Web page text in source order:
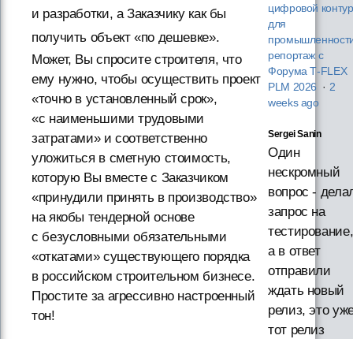
и разработки, а Заказчику как бы
получить объект «по дешевке».
Может, Вы спросите строителя, что
ему нужно, чтобы осуществить проект
«точно в установленный срок»,
«с наименьшими трудовыми
затратами» и соответственно
уложиться в сметную стоимость,
которую Вы вместе с Заказчиком
«принудили принять в производство»
на якобы тендерной основе
с безусловными обязательными
«откатами» существующего порядка
в российском строительном бизнесе.
Простите за агрессивно настроенный
тон!
цифровой контур
для
репортаж с
Форума T‑FLEX
PLM 2026 · 2
weeks ago
Sergei Sanin
Один
нескромный
вопрос -
запрос на
тестирование,
а в ответ
отправили
ждать новый
релиз, это
тот релиз